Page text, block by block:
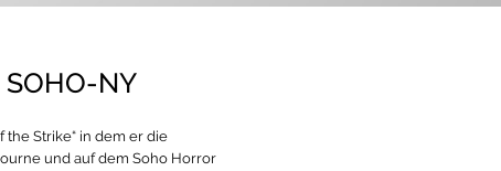
SOHO-NY
the Strike“ in dem er die
und auf dem Soho Horror